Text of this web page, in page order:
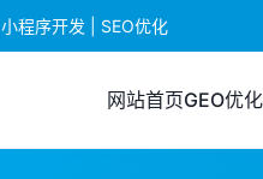
程序开发 | SEO优化
网站首页GEO优化